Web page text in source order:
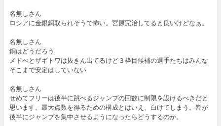
名無しさん
ロシアに金銀銅取られそうで怖い。宮原完治してると良いけどなぁ。
名無しさん
銅はどうだろう
メドべとザギトワは抜きん出てるけど３枠目候補の選手たちはみんな
そこまで安定はしていない
名無しさん
せめてフリーは後半に跳べるジャンプの回数に制限を設けるべきだと
思います。最大点数を得るための構成とはいえ、白けてしまう。皆が
後半にジャンプを集中させるようになったらどうするのか。